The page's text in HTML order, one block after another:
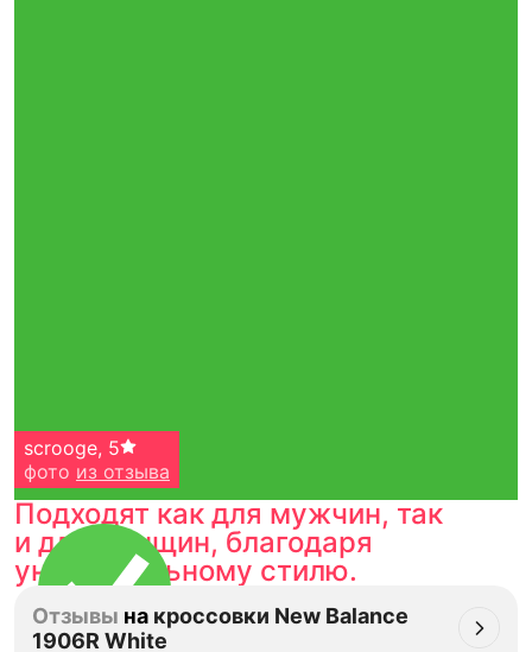
scrooge, 5
фото из отзыва
Подходят как для мужчин, так
и для женщин, благодаря
универсальному стилю.
Отзывы на кроссовки New Balance
1906R White